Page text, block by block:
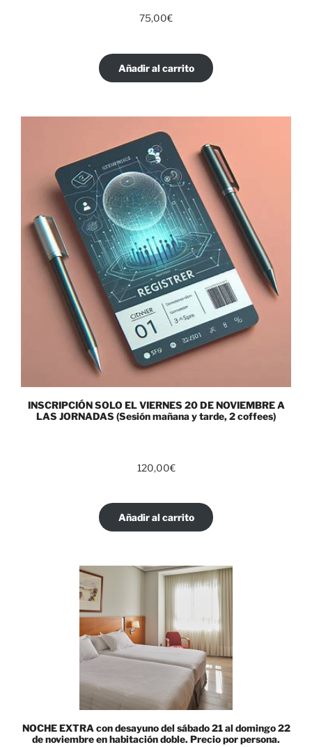
75,00€
Añadir al carrito
INSCRIPCIÓN SOLO EL VIERNES 20 DE NOVIEMBRE A
LAS JORNADAS (Sesión mañana y tarde, 2 coffees)
120,00€
Añadir al carrito
NOCHE EXTRA con desayuno del sábado 21 al domingo 22
de noviembre en habitación doble. Precio por persona.